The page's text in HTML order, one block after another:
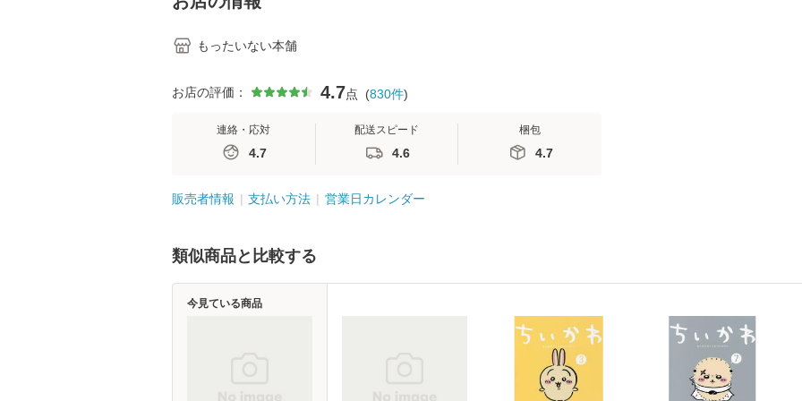
もったいない本舗
お店の評価： 4.7点 (830件)
連絡・応対
4.7
配送スピード
4.6
梱包
4.7
販売者情報 支払い方法 営業日カレンダー
類似商品と比較する
今見ている商品